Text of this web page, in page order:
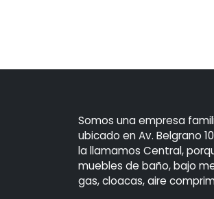
Somos una empresa
ubicado en Av. Belgrano
la llamamos Central,
muebles de baño, bajo
gas, cloacas, aire